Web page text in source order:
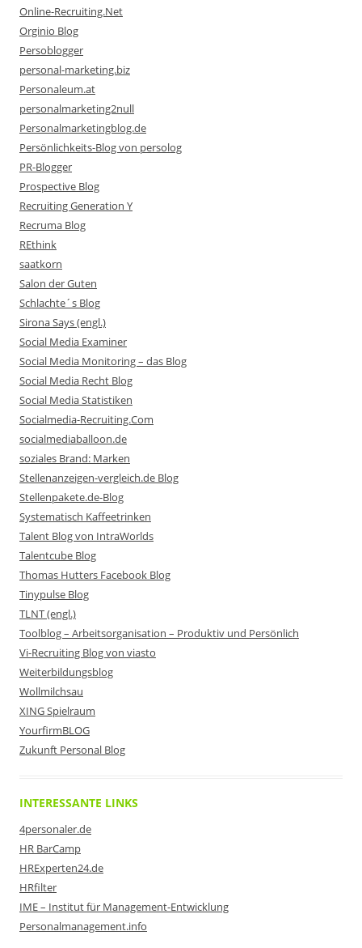
Online-Recruiting.Net
Orginio Blog
Persoblogger
personal-marketing.biz
Personaleum.at
personalmarketing2null
Personalmarketingblog.de
Persönlichkeits-Blog von persolog
PR-Blogger
Prospective Blog
Recruiting Generation Y
Recruma Blog
REthink
saatkorn
Salon der Guten
Schlachte´s Blog
Sirona Says (engl.)
Social Media Examiner
Social Media Monitoring – das Blog
Social Media Recht Blog
Social Media Statistiken
Socialmedia-Recruiting.Com
socialmediaballoon.de
soziales Brand: Marken
Stellenanzeigen-vergleich.de Blog
Stellenpakete.de-Blog
Systematisch Kaffeetrinken
Talent Blog von IntraWorlds
Talentcube Blog
Thomas Hutters Facebook Blog
Tinypulse Blog
TLNT (engl.)
Toolblog – Arbeitsorganisation – Produktiv und Persönlich
Vi-Recruiting Blog von viasto
Weiterbildungsblog
Wollmilchsau
XING Spielraum
YourfirmBLOG
Zukunft Personal Blog
INTERESSANTE LINKS
4personaler.de
HR BarCamp
HRExperten24.de
HRfilter
IME – Institut für Management-Entwicklung
Personalmanagement.info